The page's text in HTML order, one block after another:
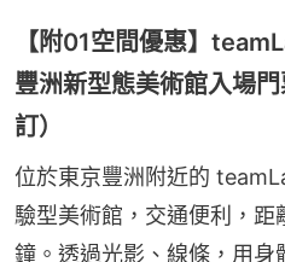
【附01空間優惠】
豐洲新型態美術館入場
訂）
位於東京豐洲附近的
驗型美術館，交通便利，距
鐘。透過光影、線條，用身